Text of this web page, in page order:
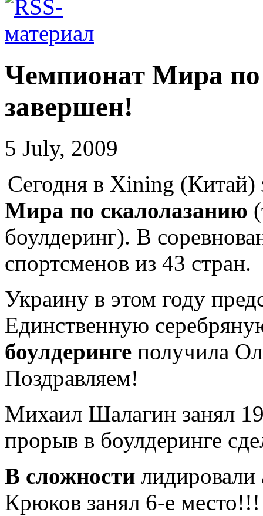
Чемпионат Мира по
завершен!
5 July, 2009
Сегодня в Xining (Китай)
Мира по скалолазанию
боулдеринг). В
спортсменов из 43 стран.
Украину в этом году
Единственную
боулдеринге получила
Поздравляем!
Михаил Шалагин занял
прорыв в боулдеринге
В сложности
Крюков занял 6-е